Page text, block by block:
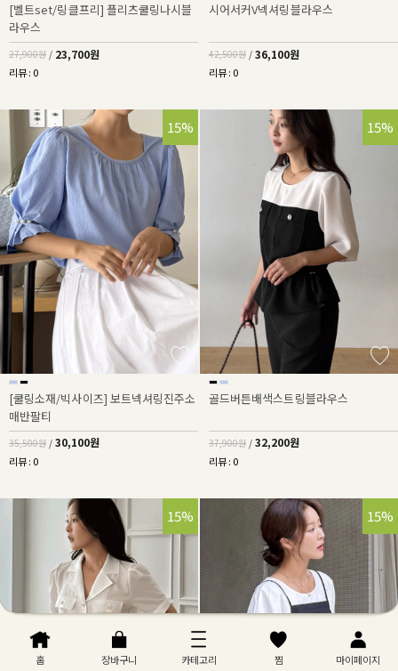
[벨트set/링클프리] 플리츠쿨링나시블
라우스
27,900원 / 23,700원
리뷰 : 0
시어서커V넥셔링블라우스
42,500원 / 36,100원
리뷰 : 0
15%
[쿨링소재/빅사이즈] 보트넥셔링진주소
매반팔티
35,500원 / 30,100원
리뷰 : 0
15%
골드버튼배색스트링블라우스
37,900원 / 32,200원
리뷰 : 0
15% 15%
홈 장바구니 카테고리 찜 마이페이지